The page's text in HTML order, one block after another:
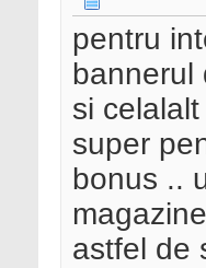
pentru
si
super
bonus ..
astfel de